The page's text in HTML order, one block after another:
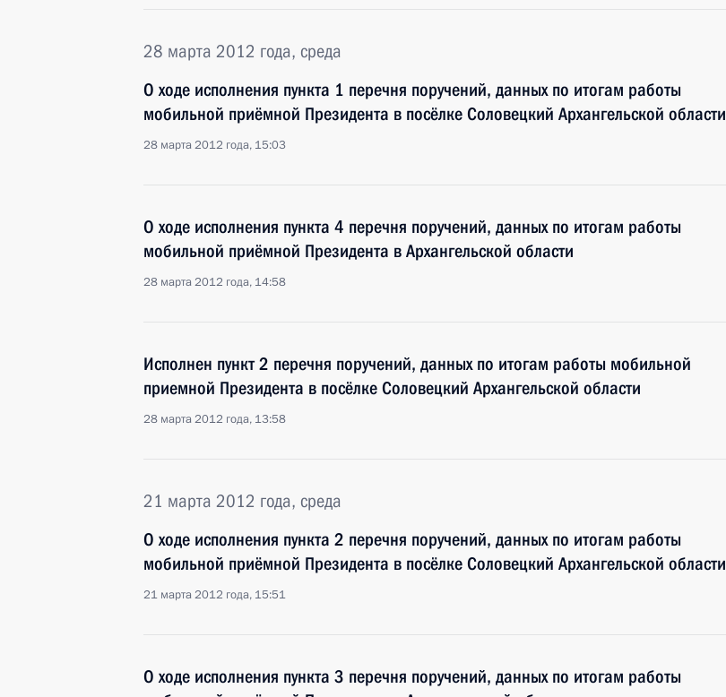
28 марта 2012 года, среда
О ходе исполнения пункта 1 перечня поручений, данных по итогам работы
мобильной приёмной Президента в посёлке Соловецкий Архангельской области
28 марта 2012 года, 15:03
О ходе исполнения пункта 4 перечня поручений, данных по итогам работы
мобильной приёмной Президента в Архангельской области
28 марта 2012 года, 14:58
Исполнен пункт 2 перечня поручений, данных по итогам работы мобильной
приемной Президента в посёлке Соловецкий Архангельской области
28 марта 2012 года, 13:58
21 марта 2012 года, среда
О ходе исполнения пункта 2 перечня поручений, данных по итогам работы
мобильной приёмной Президента в посёлке Соловецкий Архангельской области
21 марта 2012 года, 15:51
О ходе исполнения пункта 3 перечня поручений, данных по итогам работы